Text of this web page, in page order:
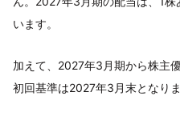
います。
加えて、2027年3月期から株主
初回基準は2027年3月末となりま